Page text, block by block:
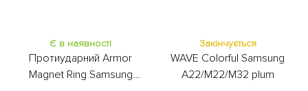
Є в наявності
Протиударний Armor
Magnet Ring Samsung
Закінчується
WAVE Colorful Samsung
A22/M22/M32 plum